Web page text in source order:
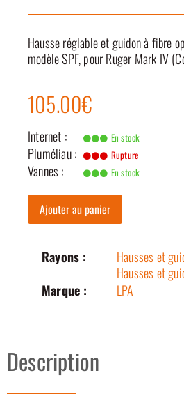
Hausse réglable et guidon à fibre
modèle SPF, pour Ruger Mark IV
105.00€
Internet : En stock
Pluméliau : Rupture
Vannes : En stock
Ajouter au panier
Rayons : Hausses et
Hausses et
Marque :
LPA
Description